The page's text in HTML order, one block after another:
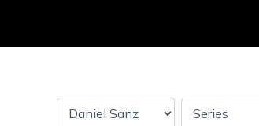
contenido